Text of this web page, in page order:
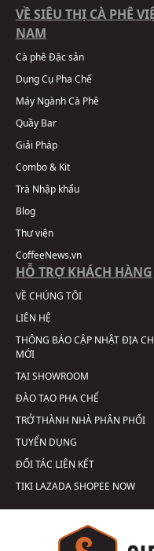
VỀ SIÊU THỊ CÀ PHÊ
NAM
Cà phê Đặc sản
Dụng Cụ Pha Chế
Máy Ngành Cà Phê
Quầy Bar
Giải Pháp
Combo & Kit
Trà Nhập khẩu
Blog
Thư viện
CoffeeNews.vn
HỖ TRỢ KHÁCH HÀNG
VỀ CHÚNG TÔI
LIÊN HỆ
THÔNG BÁO CẬP NHẬT ĐỊA
MỚI
TẠI SHOWROOM
ĐÀO TẠO PHA CHẾ
TRỞ THÀNH NHÀ PHÂN PHỐI
TUYỂN DỤNG
ĐỐI TÁC LIÊN KẾT
TIKI LAZADASHOPEE NOW